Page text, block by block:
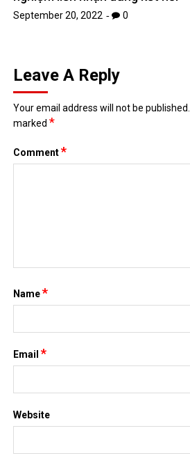
September 20, 2022 0
Leave A Reply
Your email address will not be published.
marked*
Comment*
Name*
Email*
Website